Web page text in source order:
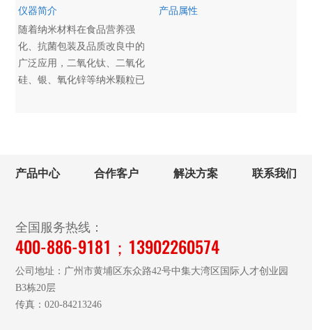
仪器简介
随着纳米材料在食品营养强
化、抗菌包装及品质改良中的
广泛应用，二氧化钛、二氧化
硅、银、氧化锌等纳米颗粒已
产品属性
产品中心 合作客户 解决方案 联系我们
全国服务热线：
400-886-9181；13902260574
公司地址：广州市黄埔区东众路42号中集大湾区国际人才创业园
B3栋20层
传真：020-84213246